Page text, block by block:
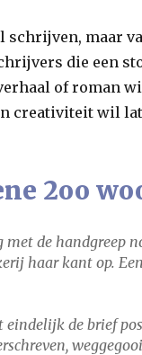
schrijven, maar
die een
of roman
creativiteit wil
2oo
met de handgreep
haar kant op.
eindelijk de brief